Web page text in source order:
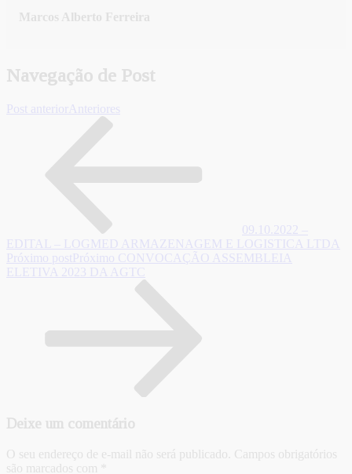
Marcos Alberto Ferreira
Navegação de Post
Post anterior Anteriores
09.10.2022 –
EDITAL – LOGMED ARMAZENAGEM E LOGISTICA LTDA
Próximo post Próximo CONVOCAÇÃO ASSEMBLEIA
ELETIVA 2023 DA AGTC
Deixe um comentário
O seu endereço de e-mail não será publicado. Campos obrigatórios
são marcados com